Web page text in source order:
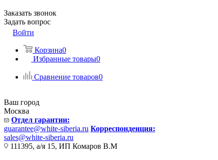
Заказать звонок
Задать вопрос
Войти
Корзина0
Избранные товары0
Сравнение товаров0
Ваш город
Москва
Отдел гарантии:
guarantee@white-siberia.ru Корреспонденция:
sales@white-siberia.ru
111395, а/я 15, ИП Комаров В.М